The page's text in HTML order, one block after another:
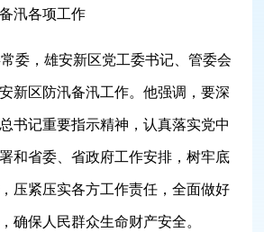
汛各项工作
，雄安新区党工委书记、管委会
新区防汛备汛工作。他强调，要深
书记重要指示精神，认真落实党中
和省委、省政府工作安排，树牢底
压紧压实各方工作责任，全面做好
确保人民群众生命财产安全。